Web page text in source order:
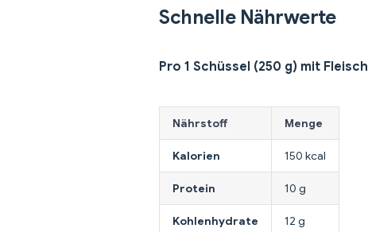
Schnelle Nährwerte
Pro 1 Schüssel (250 g) mit Fleisch
Nährstoff Menge
Kalorien 150 kcal
Protein 10 g
Kohlenhydrate 12 g